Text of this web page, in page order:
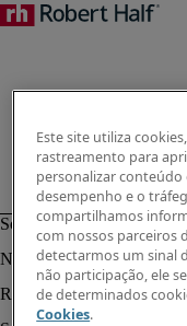
Este site utiliza
rastreamento para
personalizar conteúdo
desempenho e o
compartilhamos
com nossos parceiros
detectarmos um sinal
não participação, ele
de determinados
Cookies.